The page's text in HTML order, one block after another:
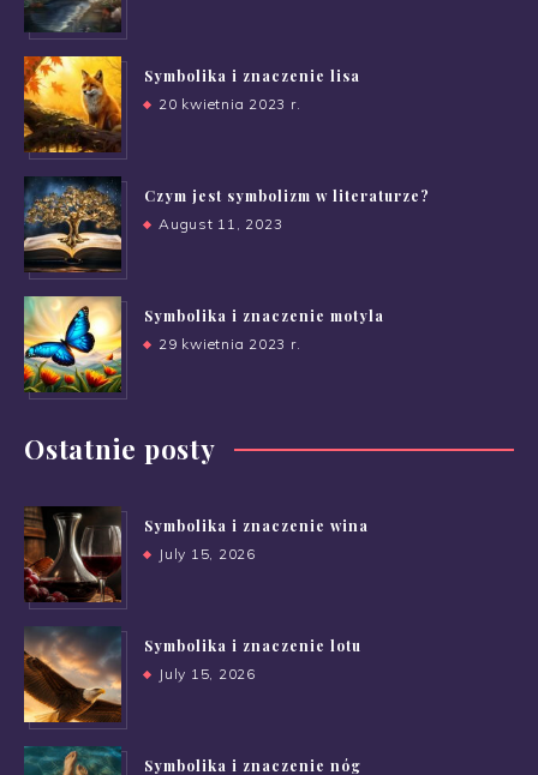
Symbolika i znaczenie lisa
20 kwietnia 2023 r.
Czym jest symbolizm w literaturze?
August 11, 2023
Symbolika i znaczenie motyla
29 kwietnia 2023 r.
Ostatnie posty
Symbolika i znaczenie wina
July 15, 2026
Symbolika i znaczenie lotu
July 15, 2026
Symbolika i znaczenie nóg